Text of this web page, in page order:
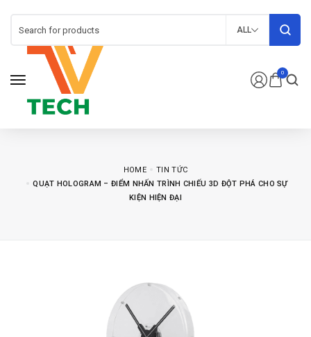
0
ALL
HOME
TIN TỨC
QUẠT HOLOGRAM – ĐIỂM NHẤN TRÌNH CHIẾU 3D ĐỘT PHÁ CHO SỰ
KIỆN HIỆN ĐẠI